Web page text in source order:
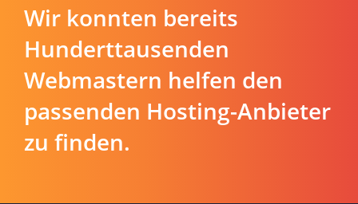
Wir konnten bereits
Hunderttausenden
Webmastern helfen den
passenden Hosting-Anbieter
zu finden.